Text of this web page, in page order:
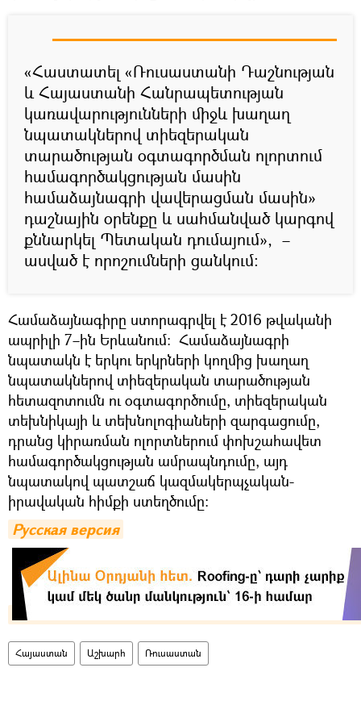
«Հաստատել «Ռուսաստանի Դաշնության
և Հայաստանի Հանրապետության
կառավարությունների միջև խաղաղ
նպատակներով տիեզերական
տարածության օգտագործման ոլորտում
համագործակցության մասին
համաձայնագրի վավերացման մասին»
դաշնային օրենքը և սահմանված կարգով
քննարկել Պետական դումայում», –
ասված է որոշումների ցանկում։
Համաձայնագիրը ստորագրվել է 2016 թվականի
ապրիլի 7–ին Երևանում։ Համաձայնագրի
նպատակն է երկու երկրների կողմից խաղաղ
նպատակներով տիեզերական տարածության
հետազոտումն ու օգտագործումը, տիեզերական
տեխնիկայի և տեխնոլոգիաների զարգացումը,
դրանց կիրառման ոլորտներում փոխշահավետ
համագործակցության ամրապնդումը, այդ
նպատակով պատշաճ կազմակերպչական-
իրավական հիմքի ստեղծումը:
Русская версия
Հայաստան Աշխարհ Ռուսաստան